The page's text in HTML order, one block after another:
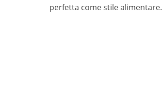
perfetta come stile alimentare.